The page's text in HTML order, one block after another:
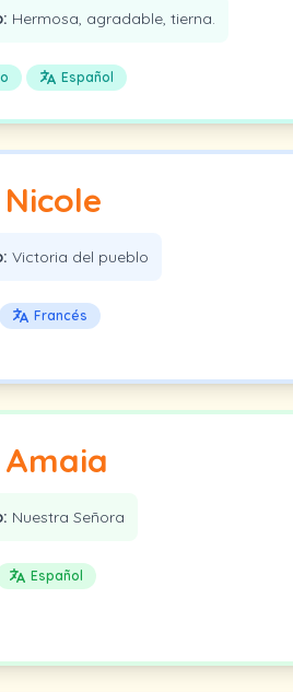
Hermosa, agradable, tierna.
Español
Nicole
Victoria del pueblo
Francés
Amaia
Nuestra Señora
Español